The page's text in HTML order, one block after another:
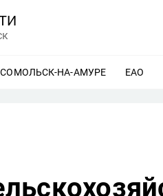
НА-АМУРЕ ЕЩЕ
ЕАО